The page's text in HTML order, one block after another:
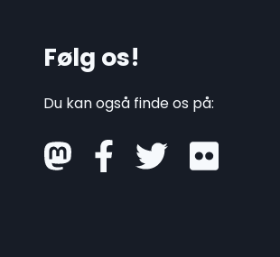
Følg os!
Du kan også finde os på:
mastodon